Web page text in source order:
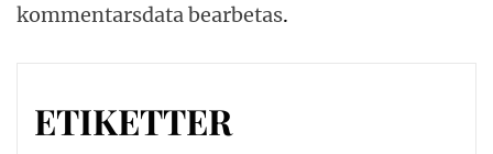
kommentarsdata bearbetas.
ETIKETTER